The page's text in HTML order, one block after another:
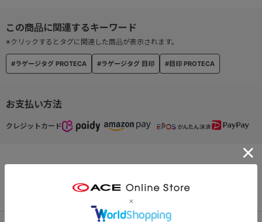
お支払い方法
クレジットカード
この商品について問い合わせる
#ラゲージタグ PROTECA #ラゲージタグ 目印 #目印 PROTECA
※クリックするとタグに関連した商品が表示されます。